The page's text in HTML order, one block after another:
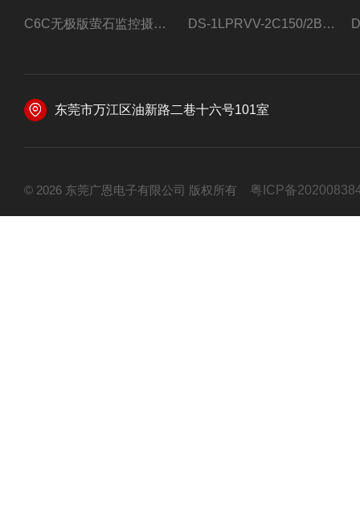
C6C无极版萤石监控摄像头 DS-1LPRVV-2C150/2B监控室外夜视高清电源线护套线200米/卷
东莞市万江区油新路二巷十六号101室
© 2026 东莞广恩电子有限公司 版权所有 粤ICP备